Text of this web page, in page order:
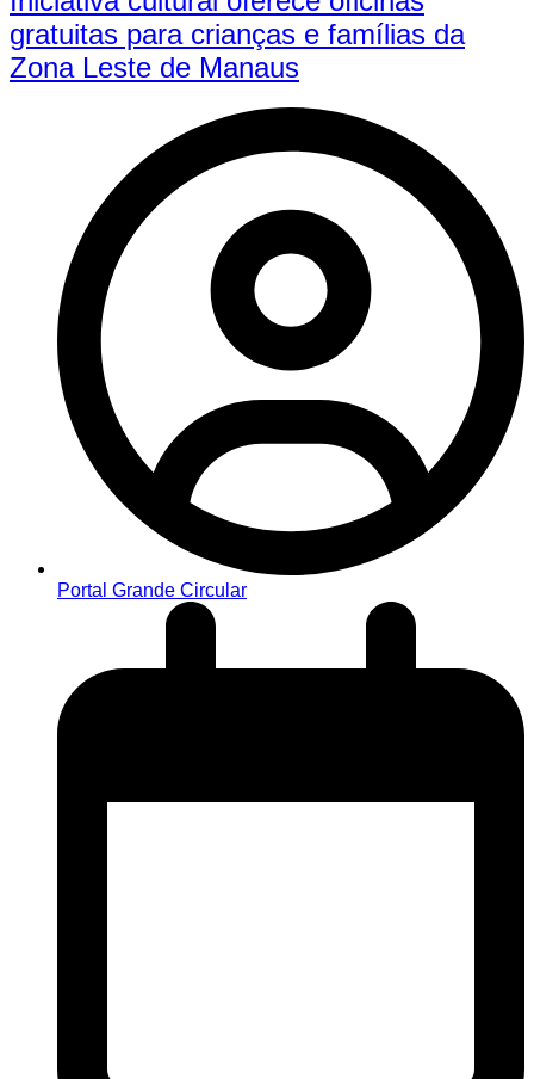
gratuitas para crianças e famílias da
Zona Leste de Manaus
Portal Grande Circular